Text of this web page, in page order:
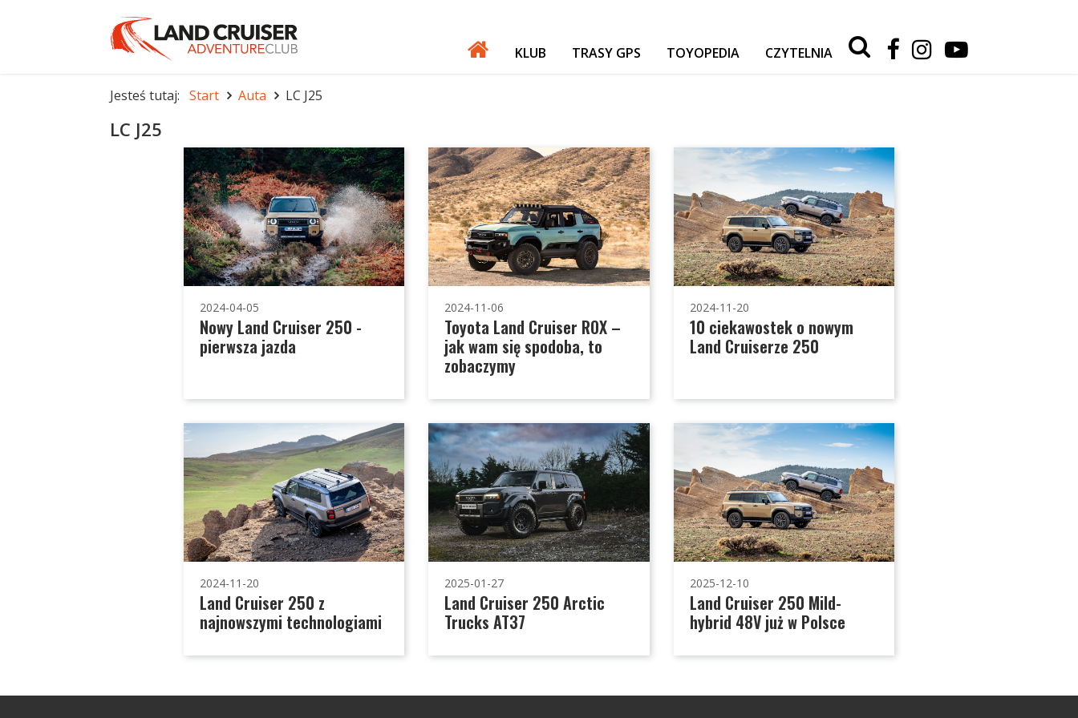
KLUB
GIEŁDA
FORUM TORF
TRASY GPS TOYOPEDIA CZYTELNIA
AUTA
SPORT
characters
Jesteś tutaj: Start Auta LC J25
LC J25
2024-04-05
Nowy Land Cruiser 250 -
pierwsza jazda
2024-11-06
Toyota Land Cruiser ROX –
jak wam się spodoba, to
zobaczymy
2024-11-20
10 ciekawostek o nowym
Land Cruiserze 250
2024-11-20
Land Cruiser 250 z
najnowszymi technologiami
2025-01-27
Land Cruiser 250 Arctic
Trucks AT37
2025-12-10
Land Cruiser 250 Mild-
hybrid 48V już w Polsce